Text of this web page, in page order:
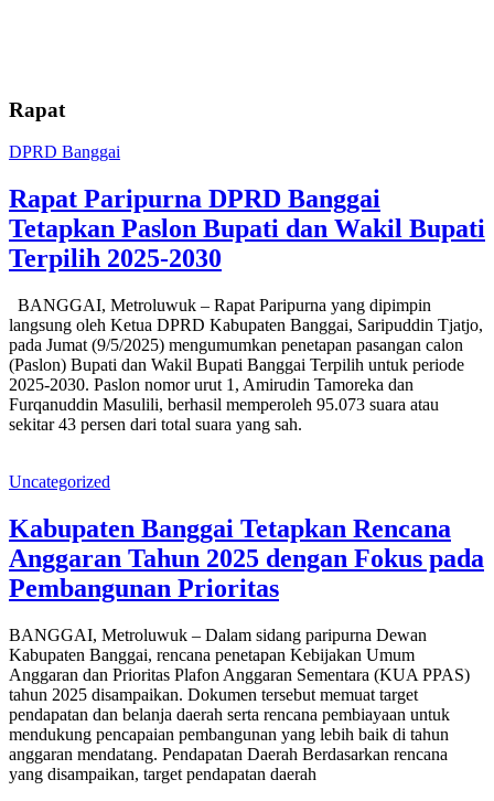
Rapat
DPRD Banggai
Rapat Paripurna DPRD Banggai
Tetapkan Paslon Bupati dan Wakil Bupati
Terpilih 2025-2030
BANGGAI, Metroluwuk – Rapat Paripurna yang dipimpin
langsung oleh Ketua DPRD Kabupaten Banggai, Saripuddin Tjatjo,
pada Jumat (9/5/2025) mengumumkan penetapan pasangan calon
(Paslon) Bupati dan Wakil Bupati Banggai Terpilih untuk periode
2025-2030. Paslon nomor urut 1, Amirudin Tamoreka dan
Furqanuddin Masulili, berhasil memperoleh 95.073 suara atau
sekitar 43 persen dari total suara yang sah.
Uncategorized
Kabupaten Banggai Tetapkan Rencana
Anggaran Tahun 2025 dengan Fokus pada
Pembangunan Prioritas
BANGGAI, Metroluwuk – Dalam sidang paripurna Dewan
Kabupaten Banggai, rencana penetapan Kebijakan Umum
Anggaran dan Prioritas Plafon Anggaran Sementara (KUA PPAS)
tahun 2025 disampaikan. Dokumen tersebut memuat target
pendapatan dan belanja daerah serta rencana pembiayaan untuk
mendukung pencapaian pembangunan yang lebih baik di tahun
anggaran mendatang. Pendapatan Daerah Berdasarkan rencana
yang disampaikan, target pendapatan daerah